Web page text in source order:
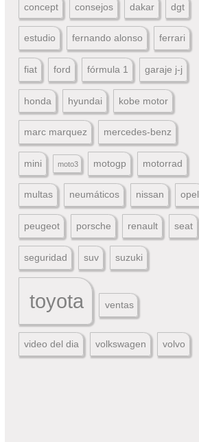
concept consejos dakar dgt
estudio fernando alonso ferrari
fiat ford fórmula 1 garaje j-j
honda hyundai kobe motor
marc marquez mercedes-benz
mini moto3 motogp motorrad
multas neumáticos nissan opel
peugeot porsche renault seat
seguridad suv suzuki
toyota ventas
video del dia volkswagen volvo